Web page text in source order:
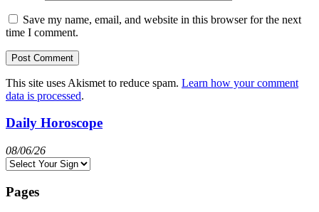
Save my name, email, and website in this browser for the next
time I comment.
This site uses Akismet to reduce spam. Learn how your comment
data is processed.
Daily Horoscope
08/06/26
Pages